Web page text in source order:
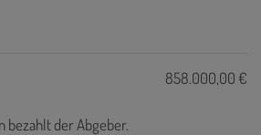
858.000,00 €
bezahlt der Abgeber.